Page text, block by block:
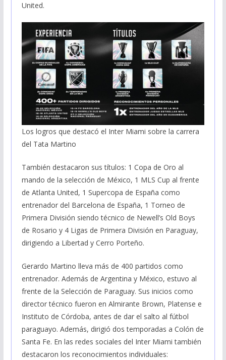
United.
Los logros que destacó el Inter Miami sobre la carrera
del Tata Martino
También destacaron sus títulos: 1 Copa de Oro al
mando de la selección de México, 1 MLS Cup al frente
de Atlanta United, 1 Supercopa de España como
entrenador del Barcelona de España, 1 Torneo de
Primera División siendo técnico de Newell’s Old Boys
de Rosario y 4 Ligas de Primera División en Paraguay,
dirigiendo a Libertad y Cerro Porteño.
Gerardo Martino lleva más de 400 partidos como
entrenador. Además de Argentina y México, estuvo al
frente de la Selección de Paraguay. Sus inicios como
director técnico fueron en Almirante Brown, Platense e
Instituto de Córdoba, antes de dar el salto al fútbol
paraguayo. Además, dirigió dos temporadas a Colón de
Santa Fe. En las redes sociales del Inter Miami también
destacaron los reconocimientos individuales: